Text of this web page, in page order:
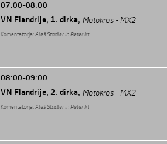
07:00-08:00
VN Flandrije, 1. dirka, Motokros - MX2
Komentatorja:Aleš Stadler in Peter Irt
08:00-09:00
VN Flandrije, 2. dirka, Motokros - MX2
Komentatorja:Aleš Stadler in Peter Irt